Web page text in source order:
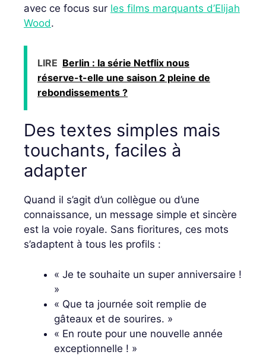
avec ce focus sur les films marquants d’Elijah
Wood.
LIRE Berlin : la série Netflix nous
réserve-t-elle une saison 2 pleine de
rebondissements ?
Des textes simples mais
touchants, faciles à
adapter
Quand il s’agit d’un collègue ou d’une
connaissance, un message simple et sincère
est la voie royale. Sans fioritures, ces mots
s’adaptent à tous les profils :
« Je te souhaite un super anniversaire !
»
« Que ta journée soit remplie de
gâteaux et de sourires. »
« En route pour une nouvelle année
exceptionnelle ! »